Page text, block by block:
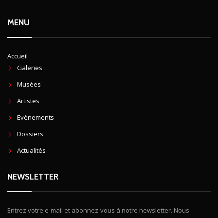
MENU
Accueil
Galeries
Musées
Artistes
Evènements
Dossiers
Actualités
NEWSLETTER
Entrez votre e-mail et abonnez-vous à notre newsletter. Nous